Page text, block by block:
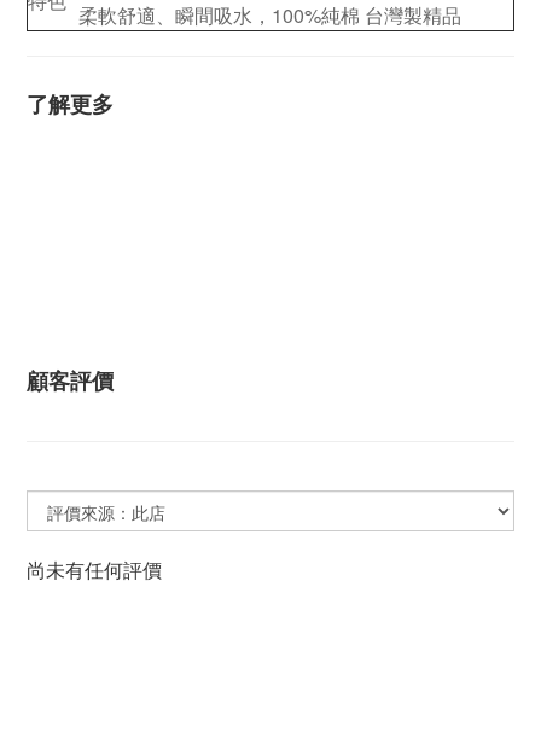
柔軟舒適、瞬間吸水，100%純棉 台灣製精品
了解更多
顧客評價
尚未有任何評價